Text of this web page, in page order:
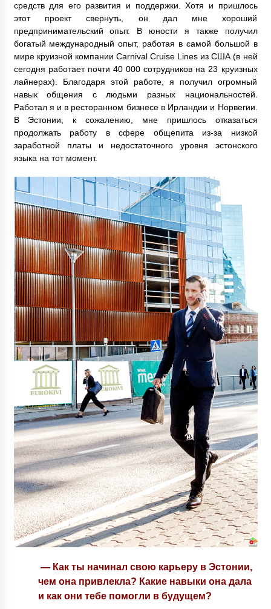
средств для его развития и поддержки. Хотя и пришлось
этот проект свернуть, он дал мне хороший
предпринимательский опыт. В юности я также получил
богатый международный опыт, работая в самой большой в
мире круизной компании Carnival Cruise Lines из США (в ней
сегодня работает почти 40 000 сотрудников на 23 круизных
лайнерах). Благодаря этой работе, я получил огромный
навык общения с людьми разных национальностей.
Работал я и в ресторанном бизнесе в Ирландии и Норвегии.
В Эстонии, к сожалению, мне пришлось отказаться
продолжать работу в сфере общепита из-за низкой
заработной платы и недостаточного уровня эстонского
языка на тот момент.
— Как ты начинал свою карьеру в Эстонии,
чем она привлекла? Какие навыки она дала
и как они тебе помогли в будущем?